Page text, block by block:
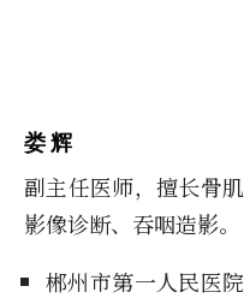
娄 辉
副主任医师，擅长骨肌
影像诊断、吞咽造影。
郴州市第一人民医院